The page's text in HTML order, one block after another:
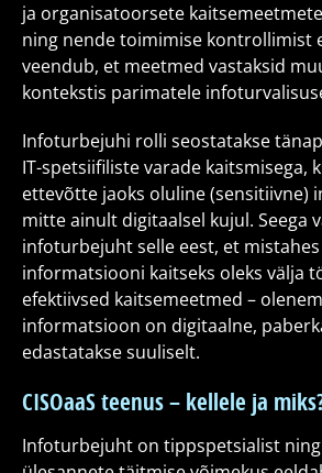
ja organisatoorsete
ning nende toimimise kontrollimist
veendub, et meetmed vastaksid
kontekstis parimatele
Infoturbejuhi rolli seostatakse
IT-spetsiifiliste varade kaitsmisega,
ettevõtte jaoks oluline (sensitiivne)
mitte ainult digitaalsel kujul. Seega
infoturbejuht selle eest, et
informatsiooni kaitseks oleks välja
efektiivsed kaitsemeetmed –
informatsioon on digitaalne,
edastatakse suuliselt.
CISOaaS teenus – kellele ja
Infoturbejuht on tippspetsialist